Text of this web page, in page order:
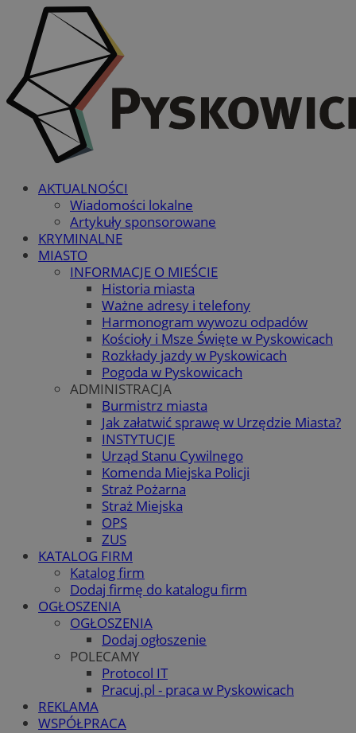
AKTUALNOŚCI
Wiadomości lokalne
Artykuły sponsorowane
KRYMINALNE
MIASTO
INFORMACJE O MIEŚCIE
Historia miasta
Ważne adresy i telefony
Harmonogram wywozu odpadów
Kościoły i Msze Święte w Pyskowicach
Rozkłady jazdy w Pyskowicach
Pogoda w Pyskowicach
ADMINISTRACJA
Burmistrz miasta
Jak załatwić sprawę w Urzędzie Miasta?
INSTYTUCJE
Urząd Stanu Cywilnego
Komenda Miejska Policji
Straż Pożarna
Straż Miejska
OPS
ZUS
KATALOG FIRM
Katalog firm
Dodaj firmę do katalogu firm
OGŁOSZENIA
OGŁOSZENIA
Dodaj ogłoszenie
POLECAMY
Protocol IT
Pracuj.pl - praca w Pyskowicach
REKLAMA
WSPÓŁPRACA